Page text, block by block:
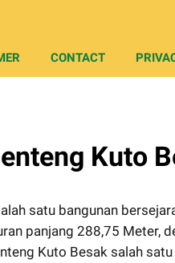
CONTACT
Kuto
satu bangunan
panjang 288,75 Meter,
Kuto Besak salah